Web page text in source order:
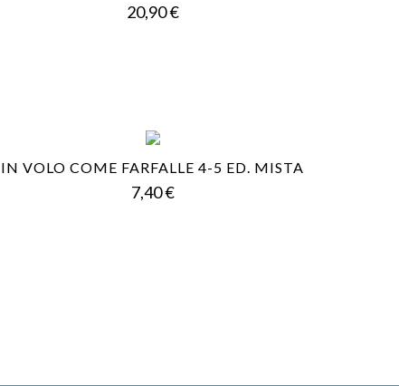
20,90 €Prezzo
IN VOLO COME FARFALLE 4-5 ED. MISTA
7,40 €Prezzo